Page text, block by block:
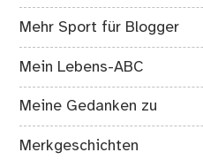
Mehr Sport für Blogger
Mein Lebens-ABC
Meine Gedanken zu
Merkgeschichten